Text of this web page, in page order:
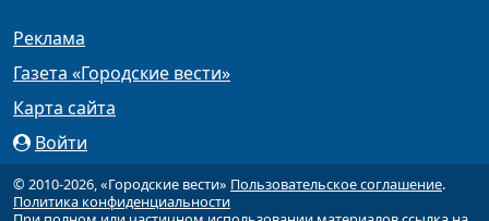
Реклама
Газета «Городские вести»
Карта сайта
Войти
© 2010-2026, «Городские вести» Пользовательское соглашение.
Политика конфиденциальности